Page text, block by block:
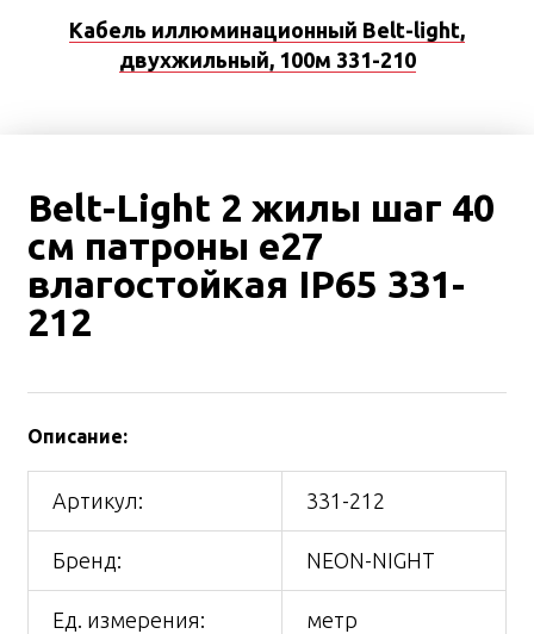
Кабель иллюминационный Belt-light,
двухжильный, 100м 331-210
Belt-Light 2 жилы шаг 40
см патроны e27
влагостойкая IP65 331-
212
Описание:
Артикул: 331-212
Бренд: NEON-NIGHT
Ед. измерения: метр